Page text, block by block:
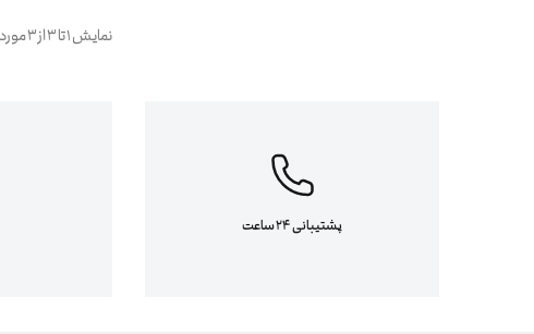
نمایش 1 تا 3 از 3 مورد
پشتیبانی 24 ساعت